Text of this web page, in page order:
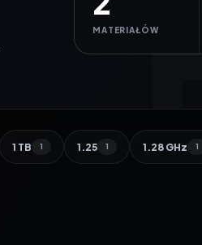
MATERIAŁÓW
1 TB 1 1.25 1 1.28 GHz 1